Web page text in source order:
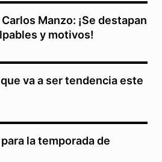
Manzo: ¡Se destapan
y motivos!
va a ser tendencia este
la temporada de